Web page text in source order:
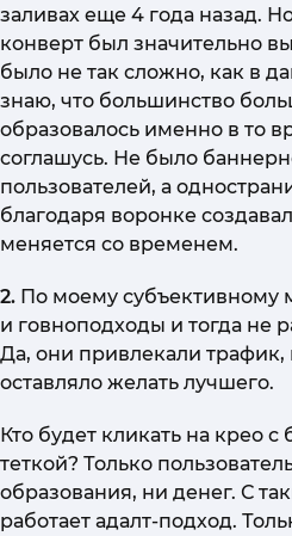
заливах еще 4 года назад.
конверт был значительно
было не так сложно, как в
знаю, что большинство
образовалось именно в то
соглашусь. Не было
пользователей, а
благодаря воронке
меняется со временем.
2. По моему субъективному
и говноподходы и тогда не
Да, они привлекали трафик,
оставляло желать лучшего.
Кто будет кликать на крео с
теткой? Только
образования, ни денег. С
работает адалт-подход.